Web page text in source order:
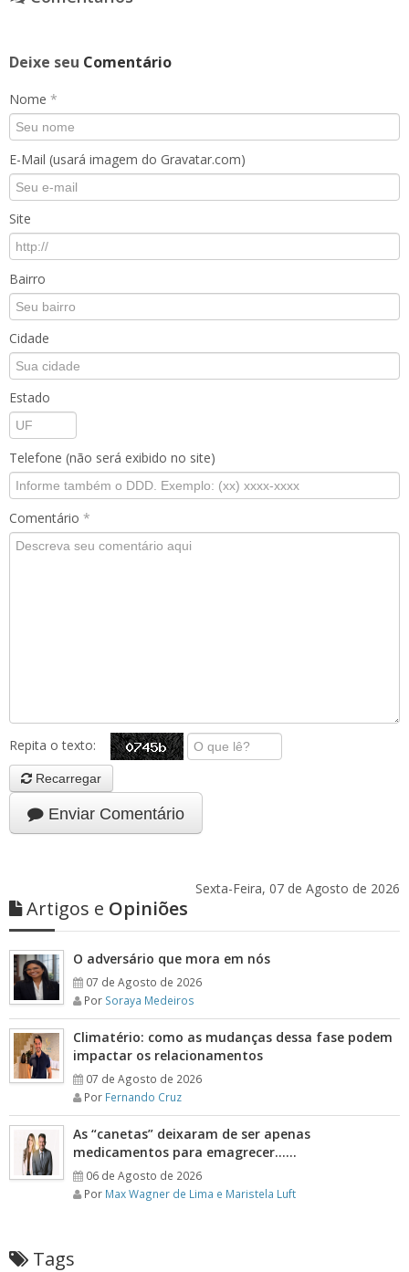
Deixe seu Comentário
Nome *
E-Mail (usará imagem do Gravatar.com)
Site
Bairro
Cidade
Estado
Telefone (não será exibido no site)
Comentário *
Repita o texto:
Recarregar
Enviar Comentário
Sexta-Feira, 07 de Agosto de 2026
Artigos e Opiniões
O adversário que mora em nós
07 de Agosto de 2026
Por Soraya Medeiros
Climatério: como as mudanças dessa fase podem
impactar os relacionamentos
07 de Agosto de 2026
Por Fernando Cruz
As “canetas” deixaram de ser apenas
medicamentos para emagrecer……
06 de Agosto de 2026
Por Max Wagner de Lima e Maristela Luft
Tags